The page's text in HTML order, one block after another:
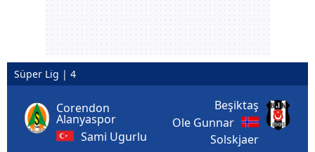
Süper Lig | 4
Corendon
Alanyaspor
Sami Ugurlu
Beşiktaş
Ole Gunnar
Solskjaer